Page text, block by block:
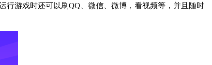
行游戏时还可以刷QQ、微信、微博，看视频等，并且随时